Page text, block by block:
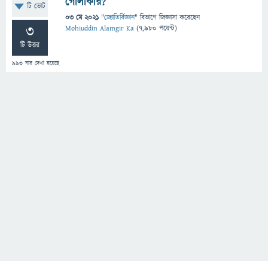
টি ভোট
3
টি উত্তর
993 বার দেখা হয়েছে
03 মে 2021 "জ্যোতির্বিজ্ঞান" বিভাগে জিজ্ঞাসাকরেছেন
Mohiuddin Alamgir Ka (7,980 পয়েন্ট)